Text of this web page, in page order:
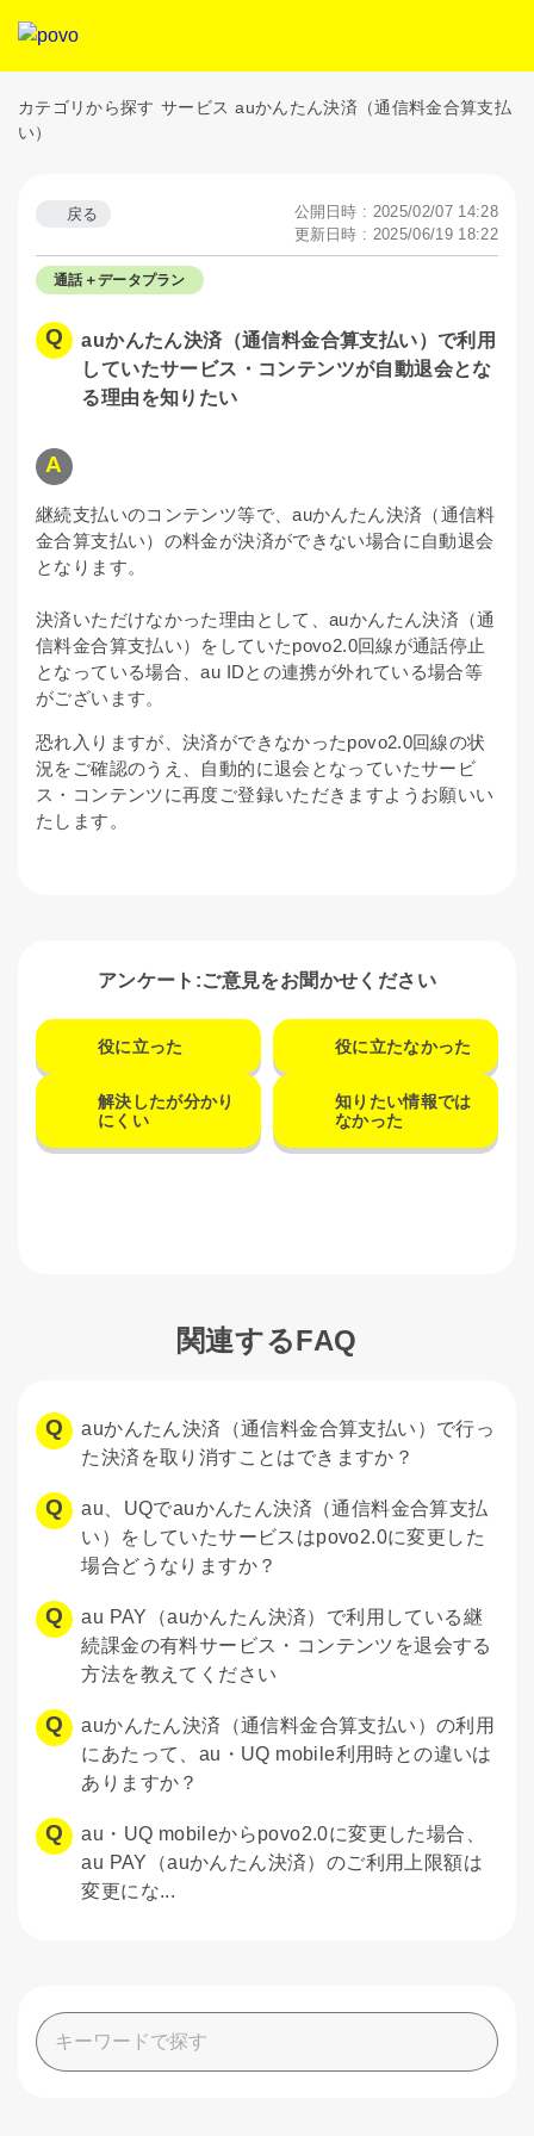
カテゴリから探す サービス auかんたん決済（通信料金合算支払
い）
戻る
公開日時 : 2025/02/07 14:28
更新日時 : 2025/06/19 18:22
通話＋データプラン
auかんたん決済（通信料金合算支払い）で利用
していたサービス・コンテンツが自動退会とな
る理由を知りたい
継続支払いのコンテンツ等で、auかんたん決済（通信料
金合算支払い）の料金が決済ができない場合に自動退会
となります。
決済いただけなかった理由として、auかんたん決済（通
信料金合算支払い）をしていたpovo2.0回線が通話停止
となっている場合、au IDとの連携が外れている場合等
がございます。
恐れ入りますが、決済ができなかったpovo2.0回線の状
況をご確認のうえ、自動的に退会となっていたサービ
ス・コンテンツに再度ご登録いただきますようお願いい
たします。
アンケート:ご意見をお聞かせください
役に立った 役に立たなかった
解決したが分かり
にくい
知りたい情報では
なかった
関連するFAQ
auかんたん決済（通信料金合算支払い）で行っ
た決済を取り消すことはできますか？
au、UQでauかんたん決済（通信料金合算支払
い）をしていたサービスはpovo2.0に変更した
場合どうなりますか？
au PAY（auかんたん決済）で利用している継
続課金の有料サービス・コンテンツを退会する
方法を教えてください
auかんたん決済（通信料金合算支払い）の利用
にあたって、au・UQ mobile利用時との違いは
ありますか？
au・UQ mobileからpovo2.0に変更した場合、
au PAY（auかんたん決済）のご利用上限額は
変更にな...